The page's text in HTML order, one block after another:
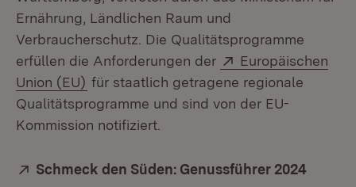
Ernährung, Ländlichen Raum und
Verbraucherschutz. Die Qualitätsprogramme
erfüllen die Anforderungen der
Extern:
Europäischen
Union (EU) (Öffnet in neuem Fenster)
für staatlich getragene regionale
Qualitätsprogramme und sind von der EU-
Kommission notifiziert.
Extern:
Schmeck den Süden: Genussführer 2024